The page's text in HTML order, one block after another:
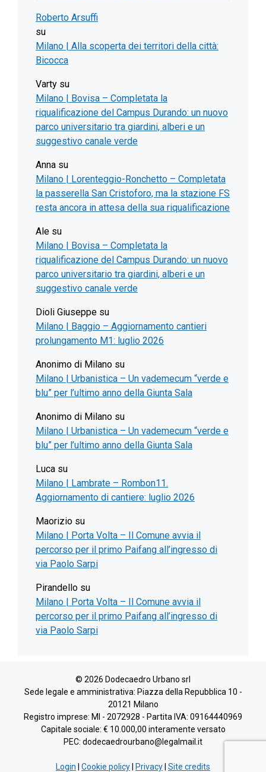
Roberto Arsuffi
su
Milano | Alla scoperta dei territori della città:
Bicocca
Varty su
Milano | Bovisa – Completata la
riqualificazione del Campus Durando: un nuovo
parco universitario tra giardini, alberi e un
suggestivo canale verde
Anna su
Milano | Lorenteggio-Ronchetto – Completata
la passerella San Cristoforo, ma la stazione FS
resta ancora in attesa della sua riqualificazione
Ale su
Milano | Bovisa – Completata la
riqualificazione del Campus Durando: un nuovo
parco universitario tra giardini, alberi e un
suggestivo canale verde
Dioli Giuseppe su
Milano | Baggio – Aggiornamento cantieri
prolungamento M1: luglio 2026
Anonimo di Milano su
Milano | Urbanistica – Un vademecum “verde e
blu” per l’ultimo anno della Giunta Sala
Anonimo di Milano su
Milano | Urbanistica – Un vademecum “verde e
blu” per l’ultimo anno della Giunta Sala
Luca su
Milano | Lambrate – Rombon11.
Aggiornamento di cantiere: luglio 2026
Maorizio su
Milano | Porta Volta – Il Comune avvia il
percorso per il primo Paifang all’ingresso di
via Paolo Sarpi
Pirandello su
Milano | Porta Volta – Il Comune avvia il
percorso per il primo Paifang all’ingresso di
via Paolo Sarpi
© 2026 Dodecaedro Urbano srl
Sede legale e amministrativa: Piazza della Repubblica 10 -
20121 Milano
Registro imprese: MI - 2072928 - Partita IVA: 09164440969
Capitale sociale: € 10.000,00 interamente versato
PEC: dodecaedrourbano@legalmail.it
Login Cookie policy Privacy Site credits